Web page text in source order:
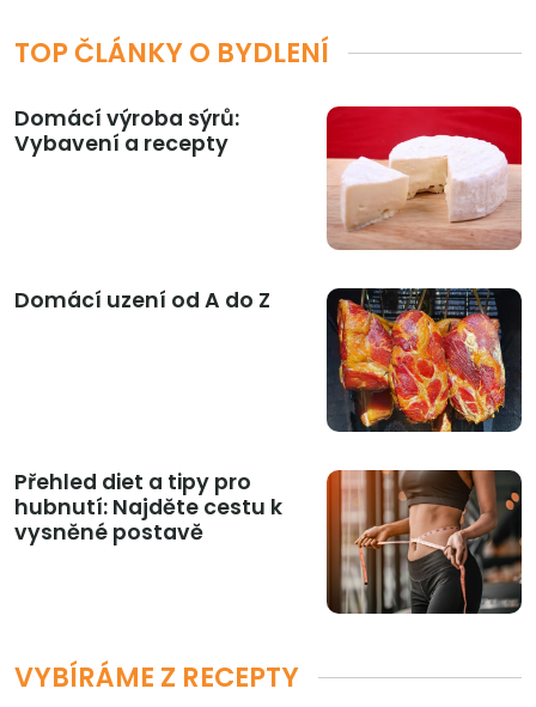
TOP ČLÁNKY O BYDLENÍ
Domácí výroba sýrů:
Vybavení a recepty
Domácí uzení od A do Z
Přehled diet a tipy pro
hubnutí: Najděte cestu k
vysněné postavě
VYBÍRÁME Z RECEPTY